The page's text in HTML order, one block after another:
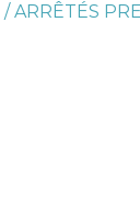
/ ARRÊTÉS